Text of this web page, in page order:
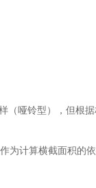
（哑铃型），但根
为计算横截面积的依